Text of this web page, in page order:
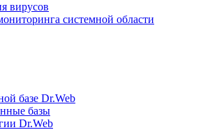
вирусов
системной области
базе Dr.Web
базы
Dr.Web